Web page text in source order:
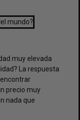
muy elevada
La respuesta
precio muy
nada que